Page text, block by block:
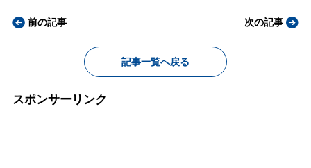
前の記事
記事一覧へ戻る
次の記事
スポンサーリンク